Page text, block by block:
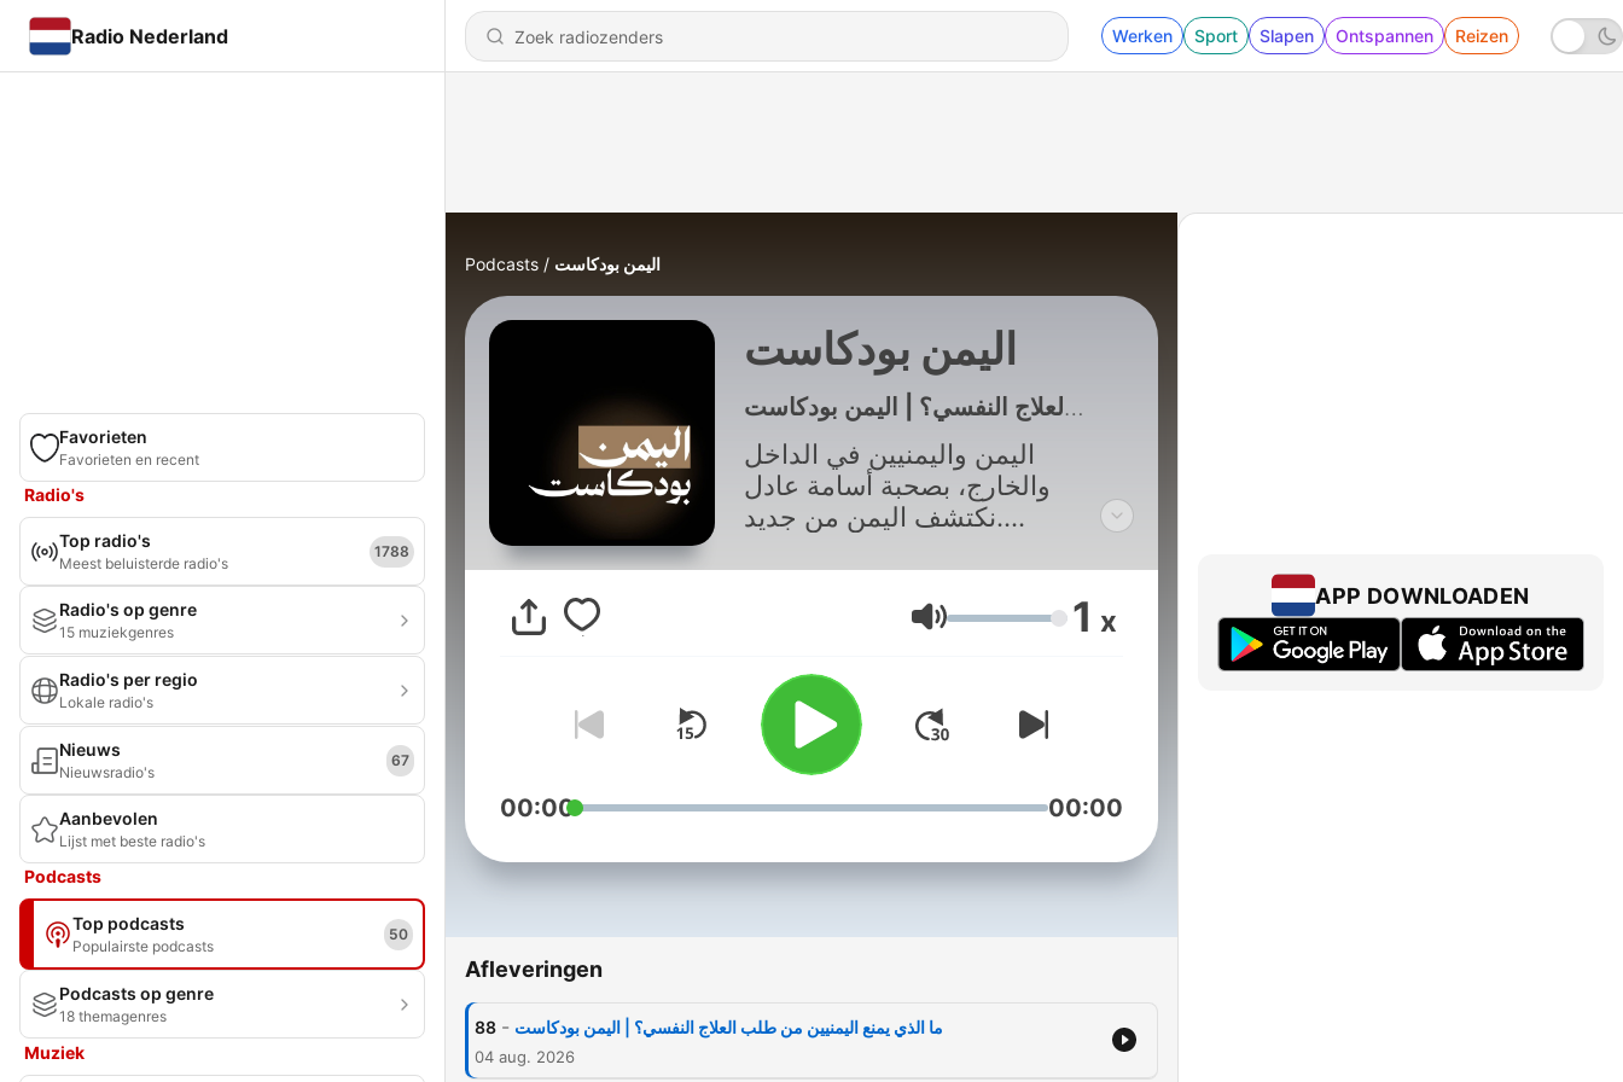
Radio Nederland Werken Sport Slapen Ontspannen Reizen
Favorieten
Favorieten en recent
Radio's
Top radio's
Meest beluisterde radio's
1788
Radio's op genre
15 muziekgenres
Radio's per regio
Lokale radio's
Nieuws
Nieuwsradio's
67
Aanbevolen
Lijst met beste radio's
Podcasts
Top podcasts
Populairste podcasts
50
Podcasts op genre
18 themagenres
Muziek
Podcasts اليمن بودكاست
اليمن بودكاست
اليمن واليمنيين في الداخل
والخارج، بصحبة أسامة عادل
نكتشف اليمن من جديد.
حلقة جديدة كل يوم ثلاثاء
Volume 1 x
00:00 00:00
Afleveringen
88 - ما الذي يمنع اليمنيين من طلب العلاج النفسي؟ | اليمن بودكاست
04 aug. 2026
APP DOWNLOADEN